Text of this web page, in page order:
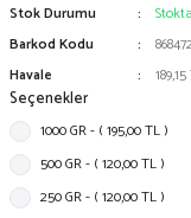
Stok Durumu
Barkod Kodu
Havale
Seçenekler
1000 GR - ( 195,00 TL )
500 GR - ( 120,00 TL )
250 GR - ( 120,00 TL )